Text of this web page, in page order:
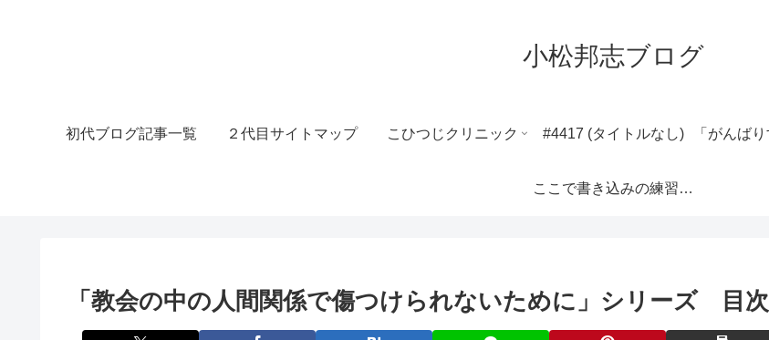
小松邦志ブログ
初代ブログ記事一覧 ２代目サイトマップ こひつじクリニック #4417 (タイトルなし)
ここで書き込みの練習ができます。
「教会の中の人間関係で傷つけられないために」シリーズ 目次